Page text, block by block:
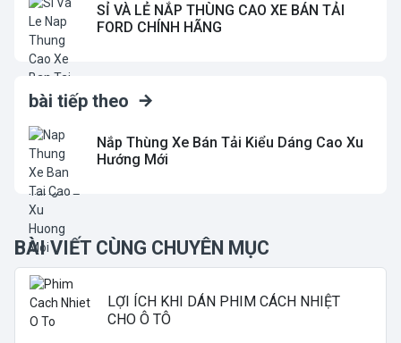
SỈ VÀ LẺ NẮP THÙNG CAO XE BÁN TẢI
FORD CHÍNH HÃNG
bài tiếp theo
Nắp Thùng Xe Bán Tải Kiểu Dáng Cao Xu
Hướng Mới
BÀI VIẾT CÙNG CHUYÊN MỤC
LỢI ÍCH KHI DÁN PHIM CÁCH NHIỆT
CHO Ô TÔ